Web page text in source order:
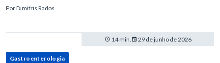
PorDimitris Rados
14 min. 29 de junho de 2026
Gastroenterologia